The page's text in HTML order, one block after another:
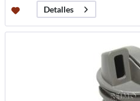
Detalles